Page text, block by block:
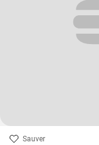
Sauver